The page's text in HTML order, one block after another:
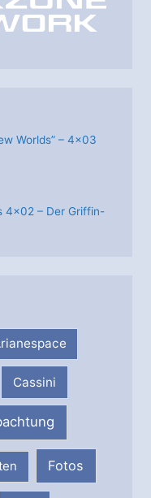
Worlds” – 4×03
4×02 – Der Griffin-
Cassini
Fotos